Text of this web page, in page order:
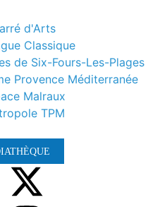
d'Arts
Classique
de Six-Fours-Les-Plages
Provence Méditerranée
Malraux
TPM